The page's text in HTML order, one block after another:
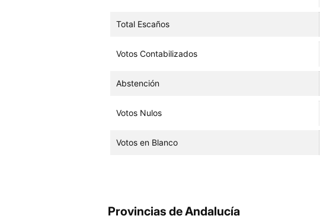
Total Escaños
Votos Contabilizados
Abstención
Votos Nulos
Votos en Blanco
Provincias de Andalucía